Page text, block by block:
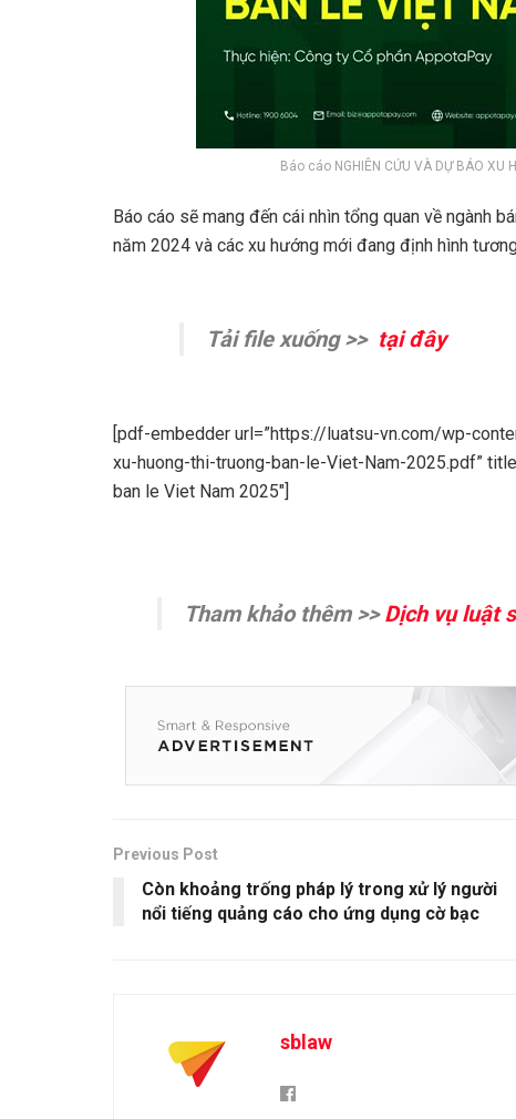
Báo cáo NGHIÊN CỨU VÀ DỰ BÁO XU
Báo cáo sẽ mang đến cái nhìn tổng quan về ngành
năm 2024 và các xu hướng mới đang định hình
Tải file xuống >> tại đây
[pdf-embedder url=”https://luatsu-vn.com/wp-
xu-huong-thi-truong-ban-le-Viet-Nam-2025.pdf”
ban le Viet Nam 2025″]
Tham khảo thêm >>Dịch vụ luật
Previous Post
Còn khoảng trống pháp lý trong xử lý người
nổi tiếng quảng cáo cho ứng dụng cờ bạc
sblaw